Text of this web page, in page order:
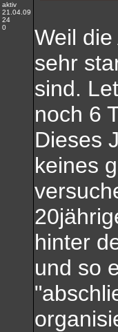
aktiv
21.04.09
24
0
Weil
sehr
sind.
noch 6
Dieses
keines
hinter
und so